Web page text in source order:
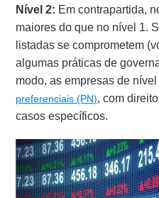
Nível 2: Em contrapartida,
maiores do que no nível 1.
listadas se comprometem
algumas práticas de
modo, as empresas de
preferenciais (PN), com
casos específicos.